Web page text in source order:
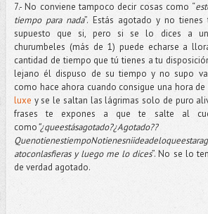
7.- No conviene tampoco decir cosas como “
tiempo para nada”. Estás agotado y no
supuesto que si, pero si se lo dices a
churumbeles (más de 1) puede echarse a
cantidad de tiempo que tú tienes a tu
lejano él dispuso de su tiempo y no supo
como hace ahora cuando consigue una hora de
luxe y se le saltan las lágrimas solo de puro
frases te expones a que te salte al
como“¿queestásagotado?¿Agotado??
atoconlasfieras y luego me lo dices”. No se lo
de verdad agotado.